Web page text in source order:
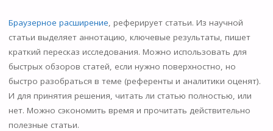
Браузерное расширение, реферирует статьи. Из научной
статьи выделяет аннотацию, ключевые результаты, пишет
краткий пересказ исследования. Можно использовать для
быстрых обзоров статей, если нужно поверхностно, но
быстро разобраться в теме (референты и аналитики оценят).
И для принятия решения, читать ли статью полностью, или
нет. Можно сэкономить время и прочитать действительно
полезные статьи.